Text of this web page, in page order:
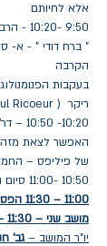
אלא לחיותם
9:50 -10:20 - הרב דניאל אפשטיין:
" ברח דודי " - א-
הקרבה
בעקבות
ריקר  ( Paul Ricoeur )
10:20- 10:50 – דר' רינה לזר:
האפשר לצאת
של פיליפס –
10:50 -11:00 סיום המושב – מחשבות עם הקהל
11:00 – 11:30 הפסקה
מושב שני – 11:30 – 13:30
יו"ר המושב – גב'